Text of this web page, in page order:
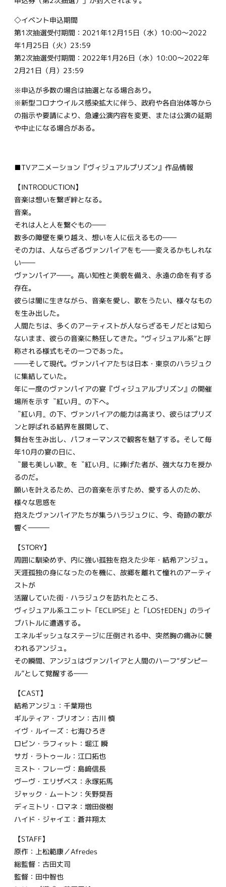
◇イベント申込期間
第1次抽選受付期間：2021年12月15日（水）10:00～2022
年1月25日（火）23:59
第2次抽選受付期間：2022年1月26日（水）10:00～2022年
2月21日（月）23:59
※申込が多数の場合は抽選となる場合あり。
※新型コロナウイルス感染拡大に伴う、政府や各自治体等から
の指示や要請により、急遽公演内容を変更、または公演の延期
や中止になる場合がある。
■TVアニメーション『ヴィジュアルプリズン』作品情報
【INTRODUCTION】
音楽は想いを繋ぎ絆となる。
音楽。
それは人と人を繋ぐもの――
数多の障壁を乗り越え、想いを人に伝えるもの――
その力は、人ならざるヴァンパイアをも――変えるかもしれな
い――
ヴァンパイア――。高い知性と美貌を備え、永遠の命を有する
存在。
彼らは闇に生きながら、音楽を愛し、歌をうたい、様々なもの
を生み出した。
人間たちは、多くのアーティストが人ならざるモノだとは知ら
ないまま、彼らの音楽に熱狂してきた。“ヴィジュアル系”と呼
称される様式もその一つであった。
――そして現代。ヴァンパイアたちは日本・東京のハラジュク
に集結していた。
年に一度のヴァンパイアの宴『ヴィジュアルプリズン』の開催
場所を示す〝紅い月〟の下へ。
〝紅い月〟の下、ヴァンパイアの能力は高まり、彼らはプリズ
ンと呼ばれる結界を展開して、
舞台を生み出し、パフォーマンスで観客を魅了する。そして毎
年10月の宴の日に、
〝最も美しい歌〟を〝紅い月〟に捧げた者が、強大な力を授か
るのだ。
願いを叶えるため、己の音楽を示すため、愛する人のため、
様々な思惑を
抱えたヴァンパイアたちが集うハラジュクに、今、奇跡の歌が
響く―――
【STORY】
周囲に馴染めず、内に強い孤独を抱えた少年・結希アンジュ。
天涯孤独の身になったのを機に、故郷を離れて憧れのアーティ
ストが
活躍していた街・ハラジュクを訪れたところ、
ヴィジュアル系ユニット「ECLIPSE」と「LOS†EDEN」のライ
ブバトルに遭遇する。
エネルギッシュなステージに圧倒される中、突然胸の痛みに襲
われるアンジュ。
その瞬間、アンジュはヴァンパイアと人間のハーフ“ダンピー
ル”として覚醒する――
【CAST】
結希アンジュ：千葉翔也
ギルティア・ブリオン：古川 慎
イヴ・ルイーズ：七海ひろき
ロビン・ラフィット：堀江 瞬
サガ・ラトゥール：江口拓也
ミスト・フレーヴ：島﨑信長
ヴーヴ・エリザベス：永塚拓馬
ジャック・ムートン：矢野奨吾
ディミトリ・ロマネ：増田俊樹
ハイド・ジャイエ：蒼井翔太
【STAFF】
原作：上松範康／Afredes
総監督：古田丈司
監督：田中智也